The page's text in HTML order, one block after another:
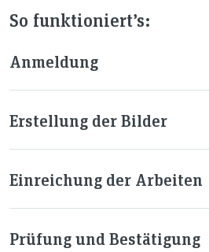
So funktioniert’s:
Anmeldung
Erstellung der Bilder
Einreichung der Arbeiten
Prüfung und Bestätigung